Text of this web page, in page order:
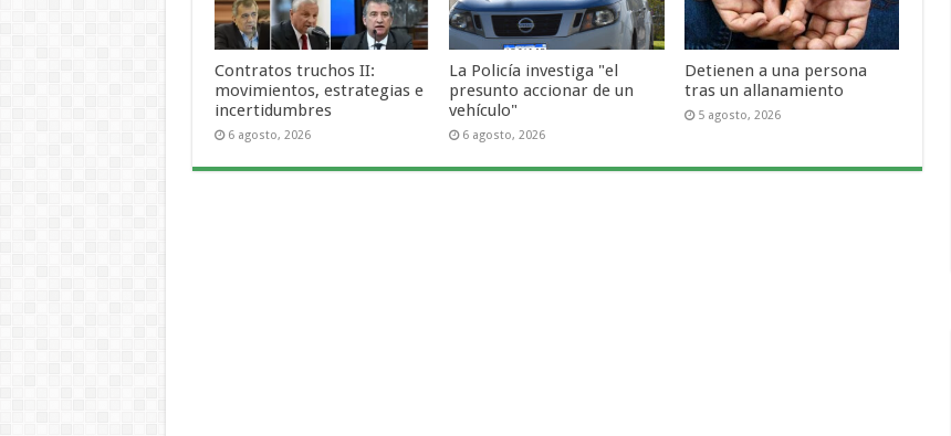
Contratos truchos II:
movimientos, estrategias e
incertidumbres
6 agosto, 2026
La Policía investiga "el
presunto accionar de un
vehículo"
6 agosto, 2026
Detienen a una persona
tras un allanamiento
5 agosto, 2026